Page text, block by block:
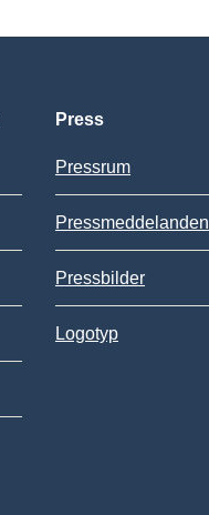
Press
Pressrum
Pressmeddelanden
Pressbilder
Logotyp